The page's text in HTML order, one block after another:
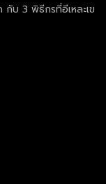
กับ 3 พิธีกรที่อีเหละเข